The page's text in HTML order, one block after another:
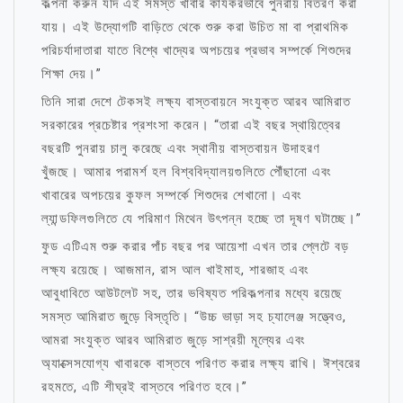
কল্পনা করুন যদি এই সমস্ত খাবার কার্যকরভাবে পুনরায় বিতরণ করা
যায়। এই উদ্যোগটি বাড়িতে থেকে শুরু করা উচিত মা বা প্রাথমিক
পরিচর্যাদাতারা যাতে বিশ্বে খাদ্যের অপচয়ের প্রভাব সম্পর্কে শিশুদের
শিক্ষা দেয়।”
তিনি সারা দেশে টেকসই লক্ষ্য বাস্তবায়নে সংযুক্ত আরব আমিরাত
সরকারের প্রচেষ্টার প্রশংসা করেন। “তারা এই বছর স্থায়িত্বের
বছরটি পুনরায় চালু করেছে এবং স্থানীয় বাস্তবায়ন উদাহরণ
খুঁজছে। আমার পরামর্শ হল বিশ্ববিদ্যালয়গুলিতে পৌঁছানো এবং
খাবারের অপচয়ের কুফল সম্পর্কে শিশুদের শেখানো। এবং
ল্যান্ডফিলগুলিতে যে পরিমাণ মিথেন উৎপন্ন হচ্ছে তা দূষণ ঘটাচ্ছে।”
ফুড এটিএম শুরু করার পাঁচ বছর পর আয়েশা এখন তার প্লেটে বড়
লক্ষ্য রয়েছে। আজমান, রাস আল খাইমাহ, শারজাহ এবং
আবুধাবিতে আউটলেট সহ, তার ভবিষ্যত পরিকল্পনার মধ্যে রয়েছে
সমস্ত আমিরাত জুড়ে বিস্তৃতি। “উচ্চ ভাড়া সহ চ্যালেঞ্জ সত্ত্বেও,
আমরা সংযুক্ত আরব আমিরাত জুড়ে সাশ্রয়ী মূল্যের এবং
অ্যাক্সেসযোগ্য খাবারকে বাস্তবে পরিণত করার লক্ষ্য রাখি। ঈশ্বরের
রহমতে, এটি শীঘ্রই বাস্তবে পরিণত হবে।”